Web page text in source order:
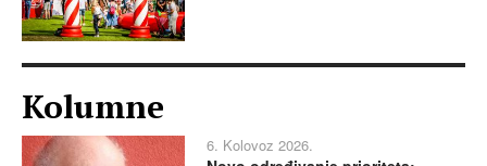
Kolumne
6. Kolovoz 2026.